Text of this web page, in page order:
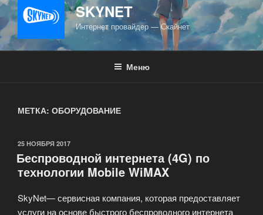
SKYNET
Интернет провайдер — Скайнет
Меню
МЕТКА: ОБОРУДОВАНИЕ
ОПУБЛИКОВАНО
25 НОЯБРЯ 2017
Беспроводной интернета (4G) по
технологии Mobile WiMAX
SkyNet— сервисная компания, которая предоставляет
услуги на основе быстрого беспроводного интернета